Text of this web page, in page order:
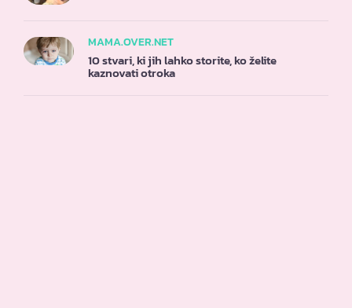
MAMA.OVER.NET
10 stvari, ki jih lahko storite, ko želite
kaznovati otroka